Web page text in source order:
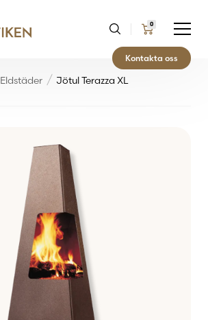
0
Kontakta oss
Eldstäder Jötul Terazza XL